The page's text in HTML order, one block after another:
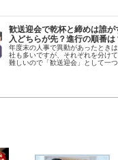
歓送迎会で乾杯と締めは誰
入どちらが先？進行の順番は
年度末の人事で異動があったとき
社も多いですが、それぞれを分け
難しいので「歓送迎会」として一